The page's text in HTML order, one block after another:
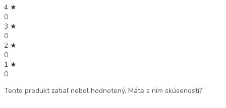
4 ★
0
3 ★
0
2 ★
0
1 ★
0
Tento produkt zatiaľ nebol hodnotený. Máte s ním skúsenosti?